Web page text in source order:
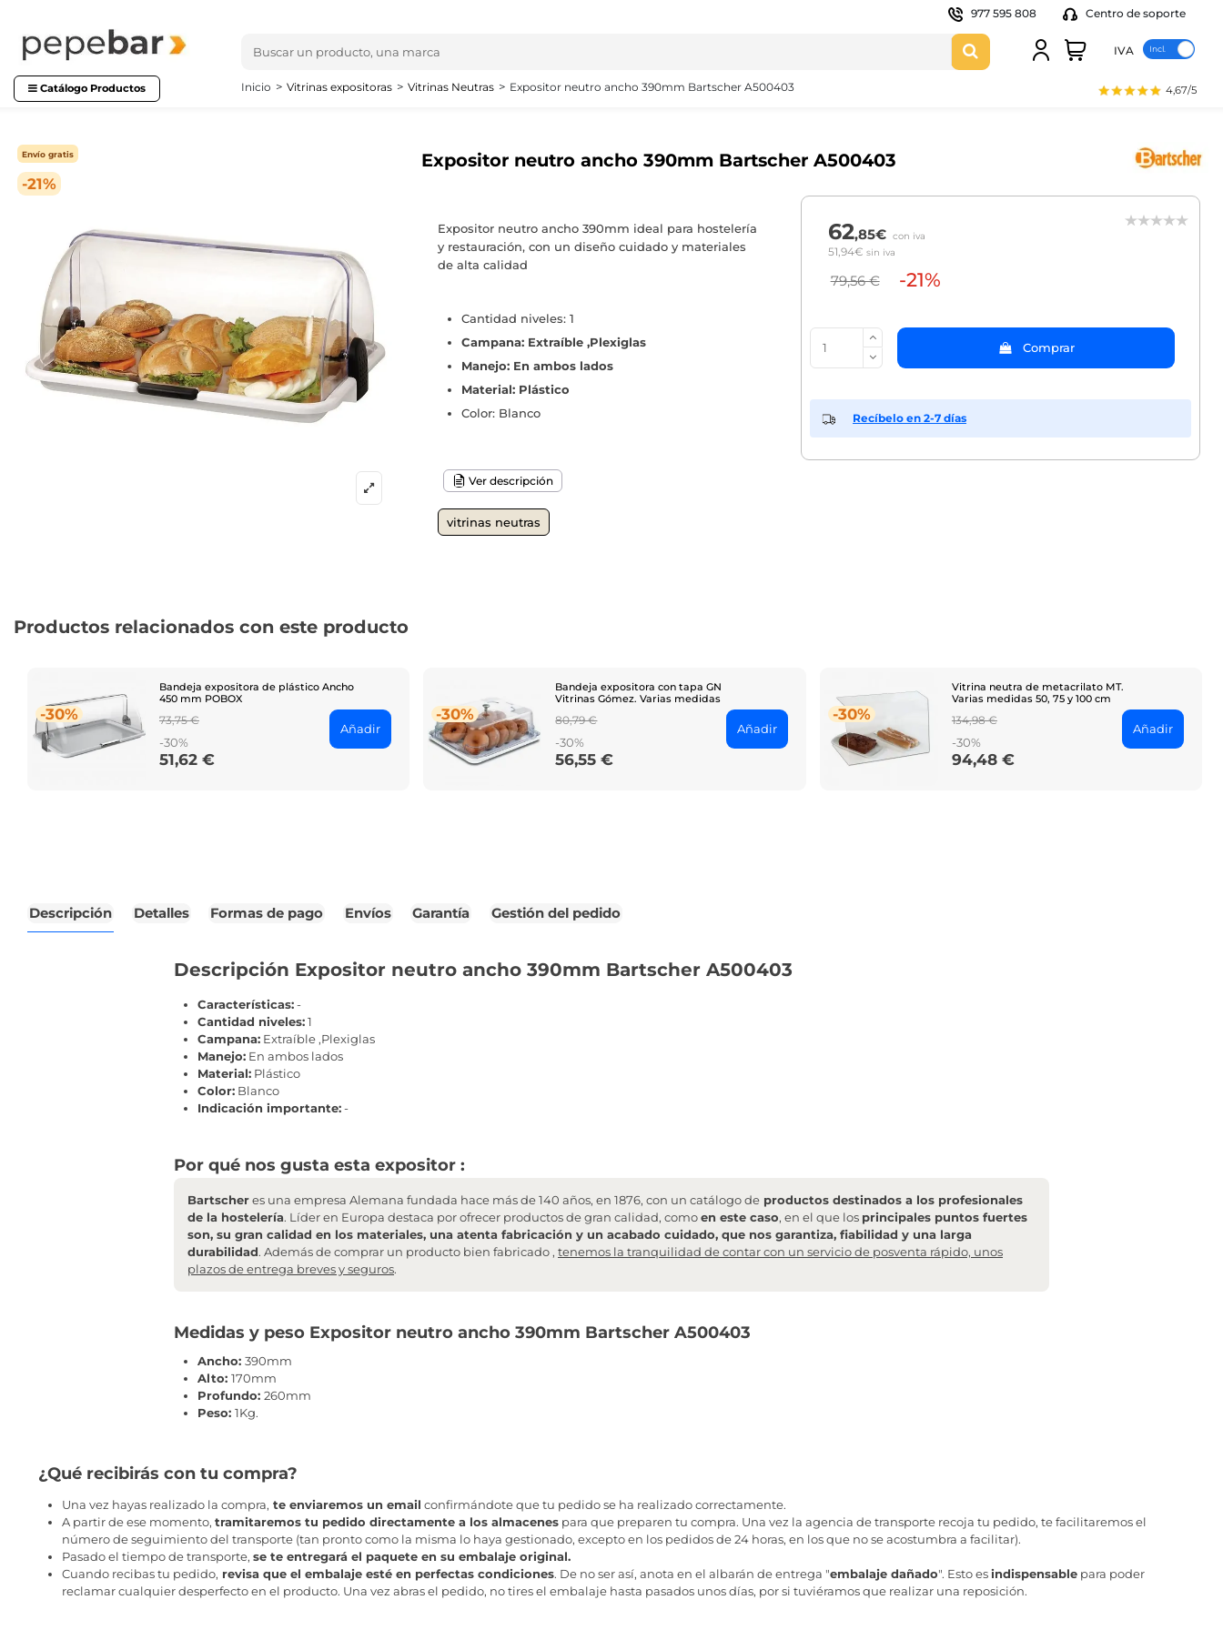
977 595 808 Centro de soporte
IVA
Catálogo Productos 4,67/5
Inicio Vitrinas expositoras Vitrinas Neutras Expositor neutro ancho 390mm Bartscher A500403
-21%
Envío gratis Expositor neutro ancho 390mm Bartscher A500403
Expositor neutro ancho 390mm ideal para hostelería
y restauración, con un diseño cuidado y materiales
de alta calidad
Cantidad niveles: 1
Campana: Extraíble ,Plexiglas
Manejo: En ambos lados
Material: Plástico
Color: Blanco
Ver descripción
vitrinas neutras
62,85€ con iva
51,94€ sin iva
79,56 € -21%
Comprar
Recíbelo en 2-7 días
Productos relacionados con este producto
-30%
Bandeja expositora de plástico Ancho
450 mm POBOX
Regular
price
73,75 €
-30%
Price
51,62 €
Añadir
-30%
Bandeja expositora con tapa GN
Vitrinas Gómez. Varias medidas
Regular
price
80,79 €
-30%
Price
56,55 €
Añadir
-30%
Vitrina neutra de metacrilato MT.
Varias medidas 50, 75 y 100 cm
Regular
price
134,98 €
-30%
Price
94,48 €
Añadir
Descripción Detalles Formas de pago Envíos Garantía Gestión del pedido
Descripción Expositor neutro ancho 390mm Bartscher A500403
Características:-
Cantidad niveles:1
Campana: Extraíble ,Plexiglas
Manejo: En ambos lados
Material: Plástico
Color: Blanco
Indicación importante:-
Por qué nos gusta esta expositor :
Bartscheres una empresa Alemana fundada hace más de 140 años, en 1876, con un catálogo de productos destinados a los profesionales
de la hostelería. Líder en Europa destaca por ofrecer productos de gran calidad, comoen este caso, en el que los principales puntos fuertes
son, su gran calidad en los materiales, una atenta fabricación y un acabado cuidado, que nos garantiza, fiabilidad y una larga
durabilidad. Además de comprar un producto bien fabricado , tenemos la tranquilidad de contar con un servicio de posventa rápido, unos
plazos de entrega breves y seguros.
Medidas y peso Expositor neutro ancho 390mm Bartscher A500403
Ancho: 390mm
Alto: 170mm
Profundo: 260mm
Peso: 1Kg.
¿Qué recibirás con tu compra?
Una vez hayas realizado la compra, te enviaremos un email confirmándote que tu pedido se ha realizado correctamente.
A partir de ese momento, tramitaremos tu pedido directamente a los almacenespara que preparen tu compra. Una vez la agencia de transporte recoja tu pedido, te facilitaremos el
número de seguimiento del transporte (tan pronto como la misma lo haya gestionado, excepto en los pedidos de 24 horas, en los que no se acostumbra a facilitar).
Pasado el tiempo de transporte, se te entregará el paquete en su embalaje original.
Cuando recibas tu pedido, revisa que el embalaje esté en perfectas condiciones. De no ser así, anota en el albarán de entrega "embalaje dañado". Esto esindispensablepara poder
reclamar cualquier desperfecto en el producto. Una vez abras el pedido, no tires el embalaje hasta pasados unos días, por si tuviéramos que realizar una reposición.